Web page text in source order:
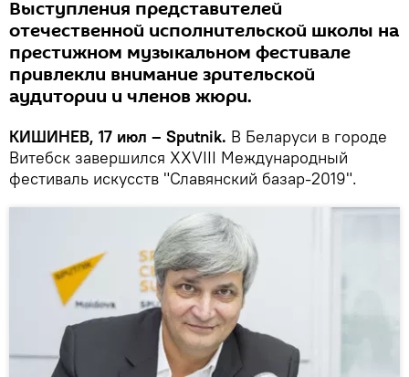
Выступления представителей
отечественной исполнительской школы на
престижном музыкальном фестивале
привлекли внимание зрительской
аудитории и членов жюри.
КИШИНЕВ, 17 июл – Sputnik. В Беларуси в городе
Витебск завершился XXVIII Международный
фестиваль искусств "Славянский базар-2019".